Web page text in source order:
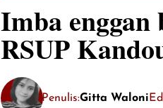
Imba enggan
RSUP
Penulis:Gitta Waloni